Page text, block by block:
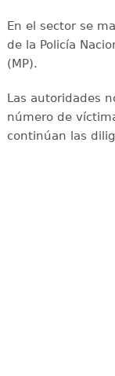
En el sector se
de la Policía
(MP).
Las autoridades
número de
continúan las